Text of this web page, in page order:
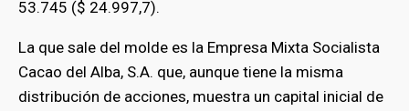
53.745 ($ 24.997,7).
La que sale del molde es la Empresa Mixta Socialista
Cacao del Alba, S.A. que, aunque tiene la misma
distribución de acciones, muestra un capital inicial de